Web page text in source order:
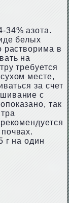
34% азота.
белых
растворима в
на
требуется
месте,
за счет
с
так
г на один